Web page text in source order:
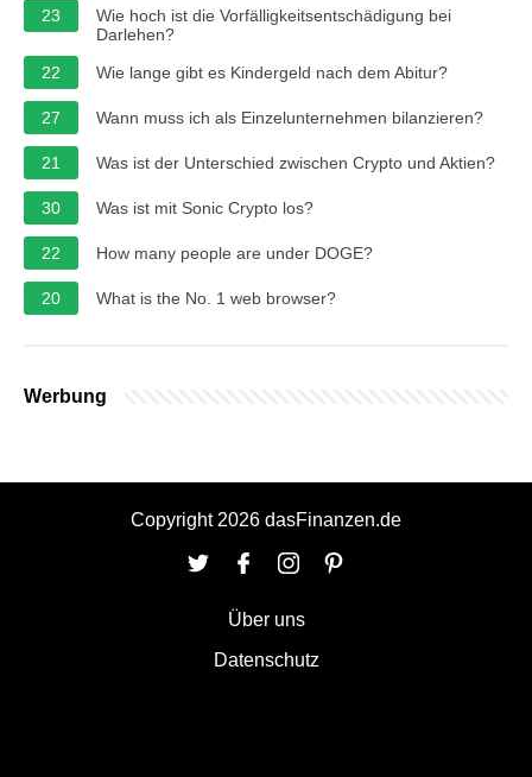
23
Wie hoch ist die Vorfälligkeitsentschädigung bei
Darlehen?
22
Wie lange gibt es Kindergeld nach dem Abitur?
27 Wann muss ich als Einzelunternehmen bilanzieren?
21 Was ist der Unterschied zwischen Crypto und Aktien?
30 Was ist mit Sonic Crypto los?
22 How many people are under DOGE?
20 What is the No. 1 web browser?
Werbung
Copyright 2026 dasFinanzen.de
Über uns
Datenschutz